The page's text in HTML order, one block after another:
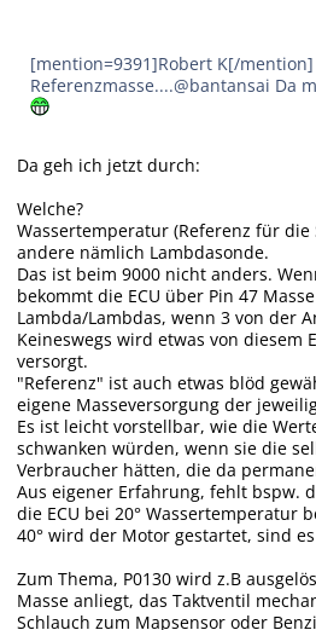
[mention=9391]Robert K[/mention]
Referenzmasse....@bantansai Da
Da geh ich jetzt durch:
Welche?
Wassertemperatur (Referenz für
andere nämlich Lambdasonde.
Das ist beim 9000 nicht anders.
bekommt die ECU über Pin 47
Lambda/Lambdas, wenn 3 von der
Keineswegs wird etwas von diesem
versorgt.
"Referenz" ist auch etwas blöd
eigene Masseversorgung der
Es ist leicht vorstellbar, wie die
schwanken würden, wenn sie die
Verbraucher hätten, die da
Aus eigener Erfahrung, fehlt bspw.
die ECU bei 20° Wassertemperatur
40° wird der Motor gestartet, sind
Zum Thema, P0130 wird z.B
Masse anliegt, das Taktventil
Schlauch zum Mapsensor oder